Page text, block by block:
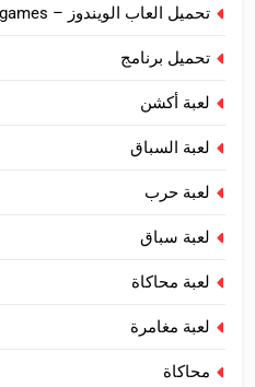
تحميل العاب الويندوز – download pc games
تحميل برنامج
لعبة أكشن
لعبة السباق
لعبة حرب
لعبة سباق
لعبة محاكاة
لعبة مغامرة
محاكاة